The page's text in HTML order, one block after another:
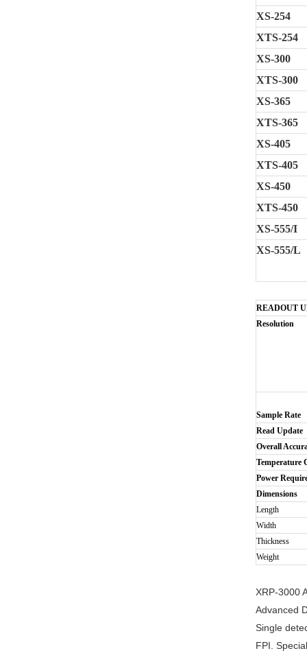
XS-254
XTS-254
XS-300
XTS-300
XS-365
XTS-365
XS-405
XTS-405
XS-450
XTS-450
XS-555/I
XS-555/L
READOUT
Resolution
Sample Rate
Read Update
Overall
Temperature
Power
Dimensions
Length
Width
Thickness
Weight
XRP-3000
Advanced
Single
FPI.